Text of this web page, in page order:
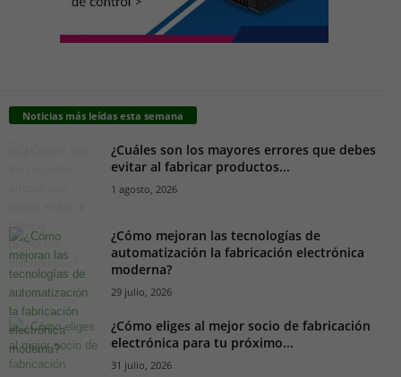
Noticias más leídas esta semana
¿Cuáles son los mayores errores que debes
evitar al fabricar productos...
1 agosto, 2026
¿Cómo mejoran las tecnologías de
automatización la fabricación electrónica
moderna?
29 julio, 2026
¿Cómo eliges al mejor socio de fabricación
electrónica para tu próximo...
31 julio, 2026